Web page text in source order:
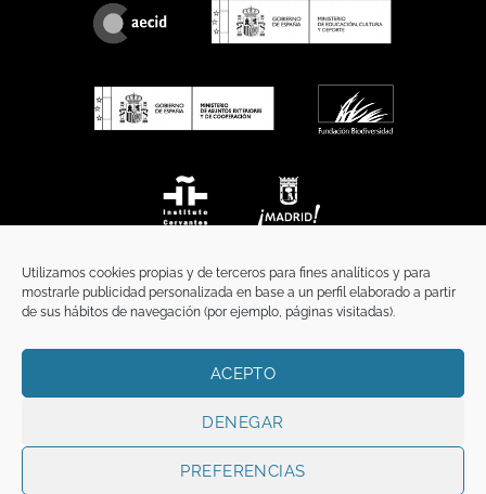
Utilizamos cookies propias y de terceros para fines analíticos y para
mostrarle publicidad personalizada en base a un perfil elaborado a partir
de sus hábitos de navegación (por ejemplo, páginas visitadas).
ACEPTO
DENEGAR
PREFERENCIAS
TÉRMINOS Y CONDICIONES
Copyright 2026 ©FunciFUNCI es titular de los derechos de propiedad
intelectual e industrial de este sitio web, y es también titular o tiene la